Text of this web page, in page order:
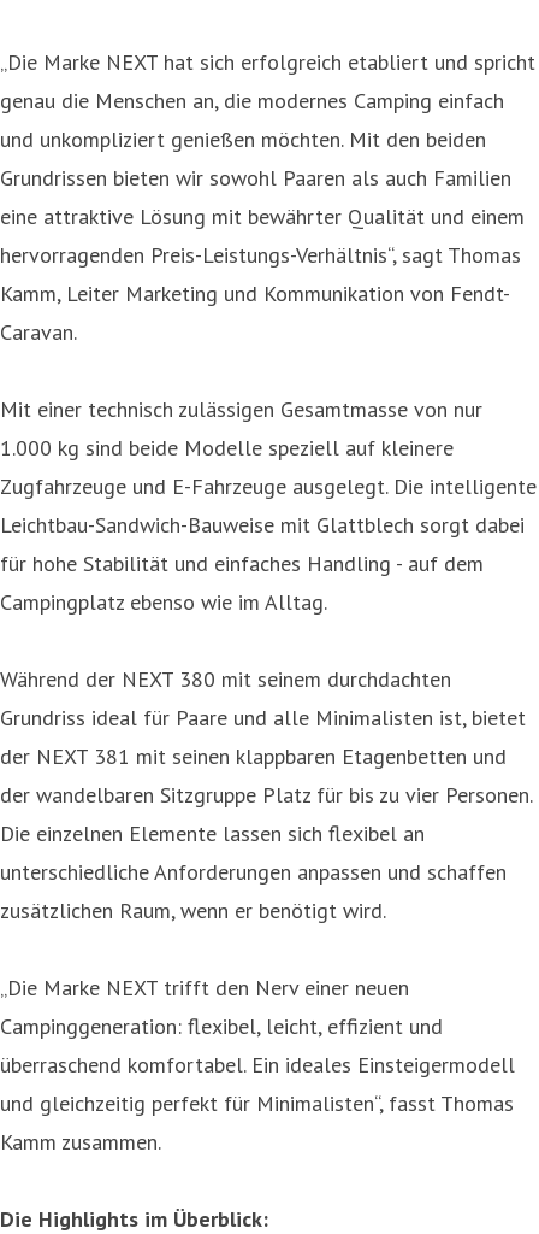
„Die Marke NEXT hat sich erfolgreich etabliert und spricht
genau die Menschen an, die modernes Camping einfach
und unkompliziert genießen möchten. Mit den beiden
Grundrissen bieten wir sowohl Paaren als auch Familien
eine attraktive Lösung mit bewährter Qualität und einem
hervorragenden Preis-Leistungs-Verhältnis“, sagt Thomas
Kamm, Leiter Marketing und Kommunikation von Fendt-
Caravan.
Mit einer technisch zulässigen Gesamtmasse von nur
1.000 kg sind beide Modelle speziell auf kleinere
Zugfahrzeuge und E-Fahrzeuge ausgelegt. Die intelligente
Leichtbau-Sandwich-Bauweise mit Glattblech sorgt dabei
für hohe Stabilität und einfaches Handling - auf dem
Campingplatz ebenso wie im Alltag.
Während der NEXT 380 mit seinem durchdachten
Grundriss ideal für Paare und alle Minimalisten ist, bietet
der NEXT 381 mit seinen klappbaren Etagenbetten und
der wandelbaren Sitzgruppe Platz für bis zu vier Personen.
Die einzelnen Elemente lassen sich flexibel an
unterschiedliche Anforderungen anpassen und schaffen
zusätzlichen Raum, wenn er benötigt wird.
„Die Marke NEXT trifft den Nerv einer neuen
Campinggeneration: flexibel, leicht, effizient und
überraschend komfortabel. Ein ideales Einsteigermodell
und gleichzeitig perfekt für Minimalisten“, fasst Thomas
Kamm zusammen.
Die Highlights im Überblick: